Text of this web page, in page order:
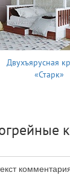
Двухъярусная
«Старк»